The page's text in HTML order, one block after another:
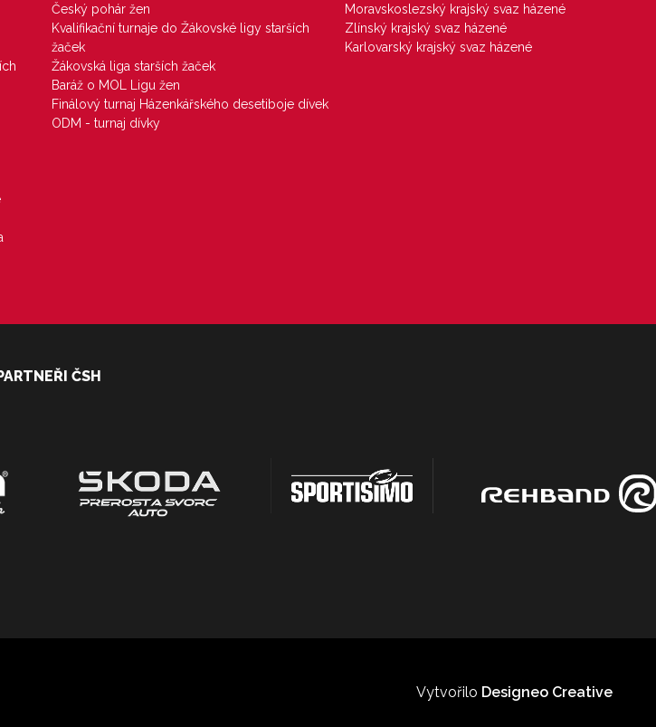
Český pohár žen
Kvalifikační turnaje do Žákovské ligy starších
žaček
Žákovská liga starších žaček
Baráž o MOL Ligu žen
Finálový turnaj Házenkářského desetiboje dívek
ODM - turnaj dívky
Moravskoslezský krajský svaz házené
Zlínský krajský svaz házené
Karlovarský krajský svaz házené
ČSH
Vytvořilo Designeo Creative